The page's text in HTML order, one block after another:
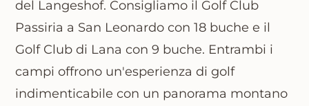
del Langeshof. Consigliamo il Golf Club
Passiria a San Leonardo con 18 buche e il
Golf Club di Lana con 9 buche. Entrambi i
campi offrono un'esperienza di golf
indimenticabile con un panorama montano